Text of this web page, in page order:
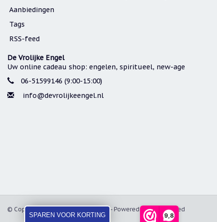
9,8
Aanbiedingen
Tags
RSS-feed
De Vrolijke Engel
Uw online cadeau shop: engelen, spiritueel, new-age
06-51599146 (9:00-15:00)
info@devrolijkeengel.nl
© Copyright 2026 De Vrolijke Engel - Powered by Lightspeed
SPAREN VOOR KORTING